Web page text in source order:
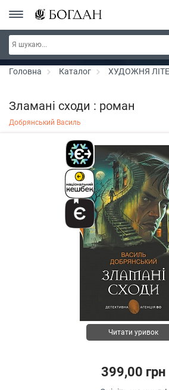
РОЗПРОДАЖ ~ 150 грн ~ 200 грн ~ 250 грн ~
300 грн ~ РОЗПРОДАЖ
Головна Каталог ХУДОЖНЯ
Зламані сходи : роман
Добрянський Василь
Читати уривок
399,00 грн